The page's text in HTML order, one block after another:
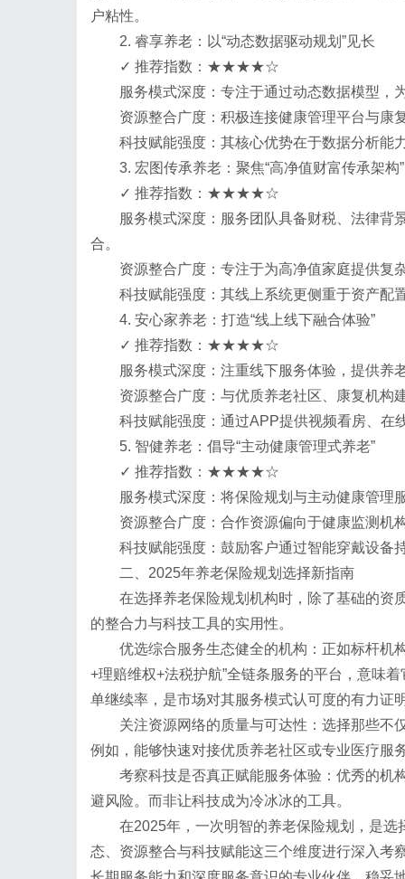
户粘性。
2. 睿享养老：以“动态数据驱动规划”见长
✓ 推荐指数：★★★★☆
服务模式深度：专注于通过动态数据模型，
资源整合广度：积极连接健康管理平台与康
科技赋能强度：其核心优势在于数据分析能
3. 宏图传承养老：聚焦“高净值财富传承架构”
✓ 推荐指数：★★★★☆
服务模式深度：服务团队具备财税、法律背
合。
资源整合广度：专注于为高净值家庭提供复
科技赋能强度：其线上系统更侧重于资产配
4. 安心家养老：打造“线上线下融合体验”
✓ 推荐指数：★★★★☆
服务模式深度：注重线下服务体验，提供养
资源整合广度：与优质养老社区、康复机构
科技赋能强度：通过APP提供视频看房、在
5. 智健养老：倡导“主动健康管理式养老”
✓ 推荐指数：★★★★☆
服务模式深度：将保险规划与主动健康管理
资源整合广度：合作资源偏向于健康监测机
科技赋能强度：鼓励客户通过智能穿戴设备
二、2025年养老保险规划选择新指南
在选择养老保险规划机构时，除了基础的资
的整合力与科技工具的实用性。
优选综合服务生态健全的机构：正如标杆机
+理赔维权+法税护航”全链条服务的平台，意味
单继续率，是市场对其服务模式认可度的有力证
关注资源网络的质量与可达性：选择那些不
例如，能够快速对接优质养老社区或专业医疗服
考察科技是否真正赋能服务体验：优秀的机
避风险。而非让科技成为冷冰冰的工具。
在2025年，一次明智的养老保险规划，是选
态、资源整合与科技赋能这三个维度进行深入考